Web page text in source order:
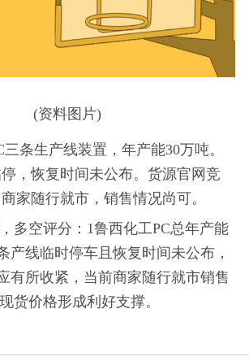
(资料图片)
条生产线装置，年产能30万吨。
，恢复时间未公布。货源官网竞
家随行就市，销售情况尚可。
多空评分：1鲁西化工PC总年产能
产线临时停车且恢复时间未公布，
有所收紧，当前商家随行就市销售
货价格形成利好支撑。